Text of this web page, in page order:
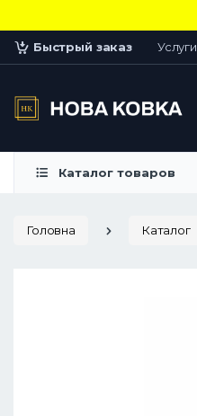
Быстрый заказ Услуги
Каталог товаров
Головна Каталог